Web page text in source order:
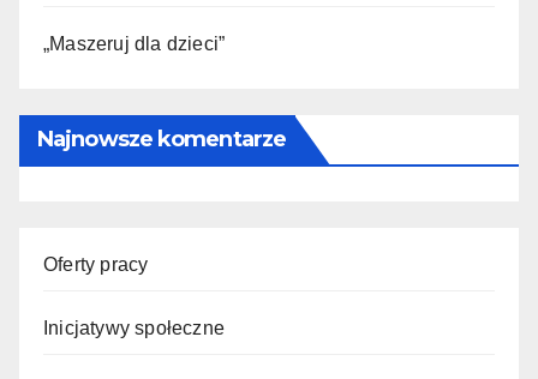
„Maszeruj dla dzieci”
Najnowsze komentarze
Oferty pracy
Inicjatywy społeczne